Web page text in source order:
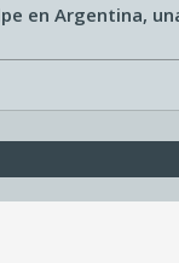
en Argentina,